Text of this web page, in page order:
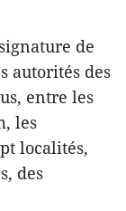
de
autorités des
entre les
les
localités,
des